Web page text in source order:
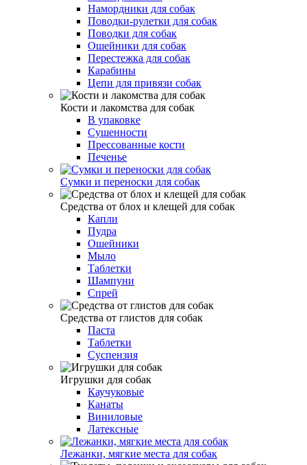
Намордники для собак
Поводки-рулетки для собак
Поводки для собак
Ошейники для собак
Перестежка для собак
Карабины
Цепи для привязи собак
Кости и лакомства для собак
В упаковке
Сушенности
Прессованные кости
Печенье
Сумки и переноски для собак
Средства от блох и клещей для собак
Капли
Пудра
Ошейники
Мыло
Таблетки
Шампуни
Спрей
Средства от глистов для собак
Паста
Таблетки
Cуспензия
Игрушки для собак
Каучуковые
Канаты
Виниловые
Латексные
Лежанки, мягкие места для собак